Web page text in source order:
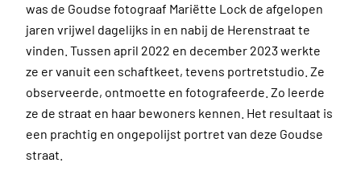
was de Goudse fotograaf Mariëtte Lock de afgelopen
jaren vrijwel dagelijks in en nabij de Herenstraat te
vinden. Tussen april 2022 en december 2023 werkte
ze er vanuit een schaftkeet, tevens portretstudio. Ze
observeerde, ontmoette en fotografeerde. Zo leerde
ze de straat en haar bewoners kennen. Het resultaat is
een prachtig en ongepolijst portret van deze Goudse
straat.